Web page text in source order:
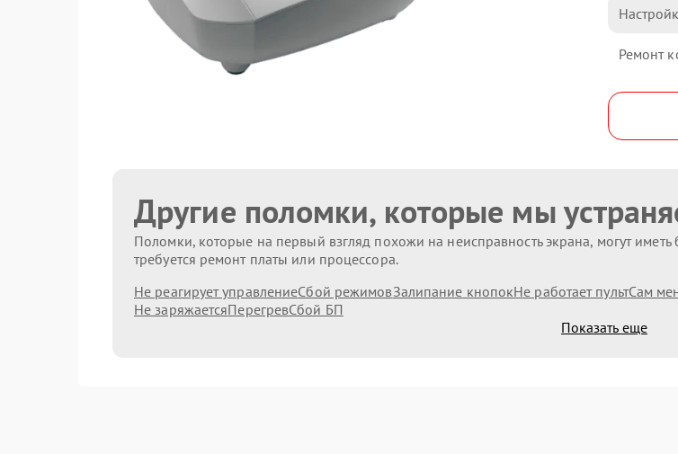
Ремонт
Другие поломки, которые мы
Поломки, которые на первый взгляд похожи на неисправность экрана, могут
требуется ремонт платы или процессора.
Не реагирует управлениеСбой режимовЗалипание кнопокНе работает пультСам
Не заряжаетсяПерегревСбой БП
Показать еще